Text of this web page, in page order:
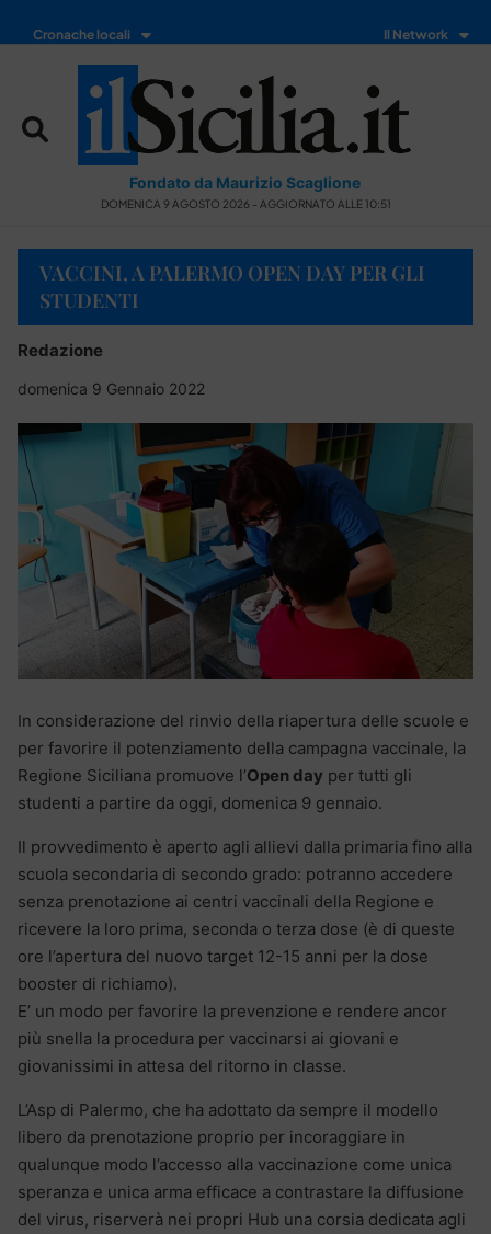
Cronache locali Il Network
Fondato da Maurizio Scaglione
DOMENICA 9 AGOSTO 2026 - AGGIORNATO ALLE 10:51
VACCINI, A PALERMO OPEN DAY PER GLI
STUDENTI
Redazione
domenica 9 Gennaio 2022
In considerazione del rinvio della riapertura delle scuole e
per favorire il potenziamento della campagna vaccinale, la
Regione Siciliana promuove l’Open day per tutti gli
studenti a partire da oggi, domenica 9 gennaio.
Il provvedimento è aperto agli allievi dalla primaria fino alla
scuola secondaria di secondo grado: potranno accedere
senza prenotazione ai centri vaccinali della Regione e
ricevere la loro prima, seconda o terza dose (è di queste
ore l’apertura del nuovo target 12-15 anni per la dose
booster di richiamo).
E’ un modo per favorire la prevenzione e rendere ancor
più snella la procedura per vaccinarsi ai giovani e
giovanissimi in attesa del ritorno in classe.
L’Asp di Palermo, che ha adottato da sempre il modello
libero da prenotazione proprio per incoraggiare in
qualunque modo l’accesso alla vaccinazione come unica
speranza e unica arma efficace a contrastare la diffusione
del virus, riserverà nei propri Hub una corsia dedicata agli